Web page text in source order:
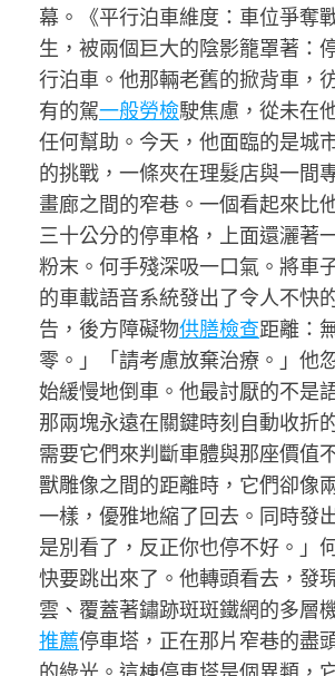
幕。《平行泊車維度：車位爭奪
生，被兩個巨大的陰影籠罩著：
行泊車。他那輛老舊的掀背車，
有的駕一般勞檢駛焦慮，從未在
任何幫助。今天，他面臨的是城
的挑戰，一條夾在理髮店與一間
畫廊之間的窄巷。一個看起來比
三十公分的停車格，上面還灑著
粉末。何手殘深吸一口氣。將車
的車載語音系統發出了令人不快
告，後方障礙物供膳檢查距離：
零。」「請考慮放棄治療。」他
始緩慢地倒車。他最討厭的不是
那兩塊永遠在關鍵時刻自動收折
需要它們來判斷車體與那座價值
獸雕像之間的距離時，它們卻像
一樣，優雅地縮了回去。同時發
是別看了，反正你也停不好。」
快要跳出來了。他轉頭看去，發
雲、覆蓋著鏽跡斑斑鐵網的多層
推薦停車塔，正在那片窄巷的盡